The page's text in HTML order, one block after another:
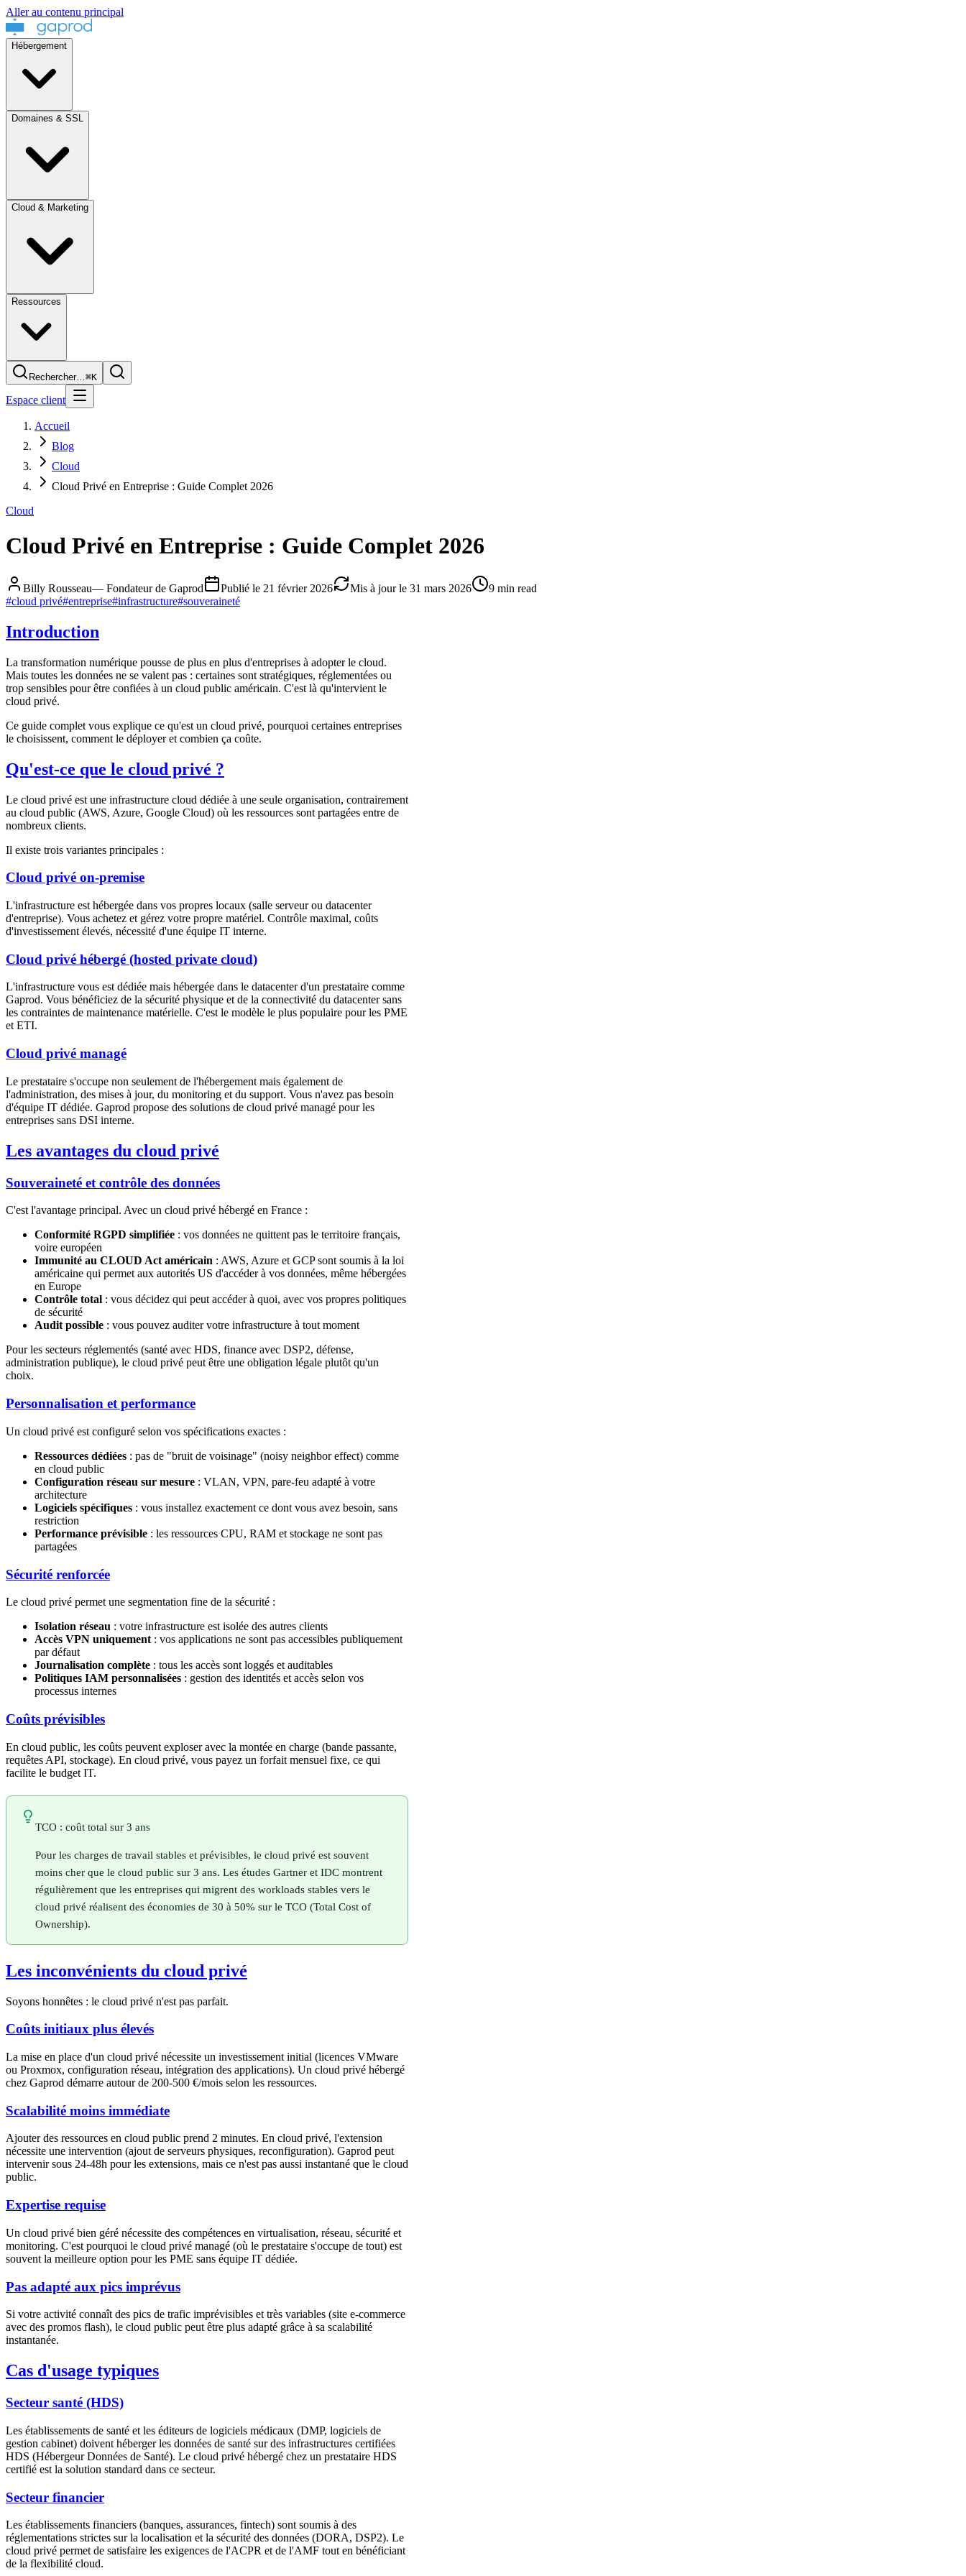
Aller au contenu principal
Hébergement
Domaines & SSL
Cloud & Marketing
Ressources
Rechercher…⌘K
Espace client
Accueil
Blog
Cloud
Cloud Privé en Entreprise : Guide Complet 2026
Cloud
Cloud Privé en Entreprise : Guide Complet 2026
Billy Rousseau— Fondateur de Gaprod Publié le 21 février 2026 Mis à jour le 31 mars 2026
9 min read
#cloud privé#entreprise#infrastructure#souveraineté
Introduction
La transformation numérique pousse de plus en plus d'entreprises à adopter le cloud.
Mais toutes les données ne se valent pas : certaines sont stratégiques, réglementées ou
trop sensibles pour être confiées à un cloud public américain. C'est là qu'intervient le
cloud privé.
Ce guide complet vous explique ce qu'est un cloud privé, pourquoi certaines entreprises
le choisissent, comment le déployer et combien ça coûte.
Qu'est-ce que le cloud privé ?
Le cloud privé est une infrastructure cloud dédiée à une seule organisation, contrairement
au cloud public (AWS, Azure, Google Cloud) où les ressources sont partagées entre de
nombreux clients.
Il existe trois variantes principales :
Cloud privé on-premise
L'infrastructure est hébergée dans vos propres locaux (salle serveur ou datacenter
d'entreprise). Vous achetez et gérez votre propre matériel. Contrôle maximal, coûts
d'investissement élevés, nécessité d'une équipe IT interne.
Cloud privé hébergé (hosted private cloud)
L'infrastructure vous est dédiée mais hébergée dans le datacenter d'un prestataire comme
Gaprod. Vous bénéficiez de la sécurité physique et de la connectivité du datacenter sans
les contraintes de maintenance matérielle. C'est le modèle le plus populaire pour les PME
et ETI.
Cloud privé managé
Le prestataire s'occupe non seulement de l'hébergement mais également de
l'administration, des mises à jour, du monitoring et du support. Vous n'avez pas besoin
d'équipe IT dédiée. Gaprod propose des solutions de cloud privé managé pour les
entreprises sans DSI interne.
Les avantages du cloud privé
Souveraineté et contrôle des données
C'est l'avantage principal. Avec un cloud privé hébergé en France :
Conformité RGPD simplifiée : vos données ne quittent pas le territoire français,
voire européen
Immunité au CLOUD Act américain : AWS, Azure et GCP sont soumis à la loi
américaine qui permet aux autorités US d'accéder à vos données, même hébergées
en Europe
Contrôle total : vous décidez qui peut accéder à quoi, avec vos propres politiques
de sécurité
Audit possible : vous pouvez auditer votre infrastructure à tout moment
Pour les secteurs réglementés (santé avec HDS, finance avec DSP2, défense,
administration publique), le cloud privé peut être une obligation légale plutôt qu'un
choix.
Personnalisation et performance
Un cloud privé est configuré selon vos spécifications exactes :
Ressources dédiées : pas de "bruit de voisinage" (noisy neighbor effect) comme
en cloud public
Configuration réseau sur mesure : VLAN, VPN, pare-feu adapté à votre
architecture
Logiciels spécifiques : vous installez exactement ce dont vous avez besoin, sans
restriction
Performance prévisible : les ressources CPU, RAM et stockage ne sont pas
partagées
Sécurité renforcée
Le cloud privé permet une segmentation fine de la sécurité :
Isolation réseau : votre infrastructure est isolée des autres clients
Accès VPN uniquement : vos applications ne sont pas accessibles publiquement
par défaut
Journalisation complète : tous les accès sont loggés et auditables
Politiques IAM personnalisées : gestion des identités et accès selon vos
processus internes
Coûts prévisibles
En cloud public, les coûts peuvent exploser avec la montée en charge (bande passante,
requêtes API, stockage). En cloud privé, vous payez un forfait mensuel fixe, ce qui
facilite le budget IT.
TCO : coût total sur 3 ans
Pour les charges de travail stables et prévisibles, le cloud privé est souvent
moins cher que le cloud public sur 3 ans. Les études Gartner et IDC montrent
régulièrement que les entreprises qui migrent des workloads stables vers le
cloud privé réalisent des économies de 30 à 50% sur le TCO (Total Cost of
Ownership).
Les inconvénients du cloud privé
Soyons honnêtes : le cloud privé n'est pas parfait.
Coûts initiaux plus élevés
La mise en place d'un cloud privé nécessite un investissement initial (licences VMware
ou Proxmox, configuration réseau, intégration des applications). Un cloud privé hébergé
chez Gaprod démarre autour de 200-500 €/mois selon les ressources.
Scalabilité moins immédiate
Ajouter des ressources en cloud public prend 2 minutes. En cloud privé, l'extension
nécessite une intervention (ajout de serveurs physiques, reconfiguration). Gaprod peut
intervenir sous 24-48h pour les extensions, mais ce n'est pas aussi instantané que le cloud
public.
Expertise requise
Un cloud privé bien géré nécessite des compétences en virtualisation, réseau, sécurité et
monitoring. C'est pourquoi le cloud privé managé (où le prestataire s'occupe de tout) est
souvent la meilleure option pour les PME sans équipe IT dédiée.
Pas adapté aux pics imprévus
Si votre activité connaît des pics de trafic imprévisibles et très variables (site e-commerce
avec des promos flash), le cloud public peut être plus adapté grâce à sa scalabilité
instantanée.
Cas d'usage typiques
Secteur santé (HDS)
Les établissements de santé et les éditeurs de logiciels médicaux (DMP, logiciels de
gestion cabinet) doivent héberger les données de santé sur des infrastructures certifiées
HDS (Hébergeur Données de Santé). Le cloud privé hébergé chez un prestataire HDS
certifié est la solution standard dans ce secteur.
Secteur financier
Les établissements financiers (banques, assurances, fintech) sont soumis à des
réglementations strictes sur la localisation et la sécurité des données (DORA, DSP2). Le
cloud privé permet de satisfaire les exigences de l'ACPR et de l'AMF tout en bénéficiant
de la flexibilité cloud.